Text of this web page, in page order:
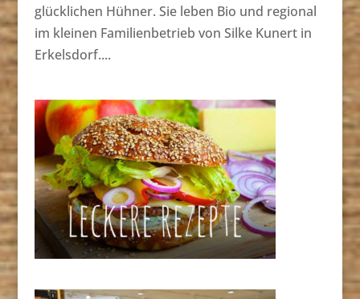
glücklichen Hühner. Sie leben Bio und regional
im kleinen Familienbetrieb von Silke Kunert in
Erkelsdorf....